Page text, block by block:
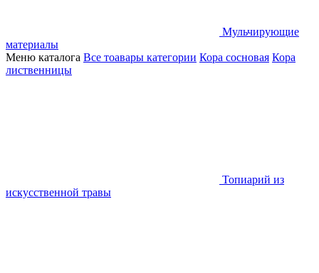
Мульчирующие
материалы
Меню каталога Все тоавары категории Кора сосновая Кора
лиственницы
Топиарий из
искусственной травы